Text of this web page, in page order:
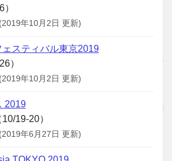
(2019年10月2日 更新)
スティバル東京2019
）
(2019年10月2日 更新)
2019
19-20）
(2019年6月27日 更新)